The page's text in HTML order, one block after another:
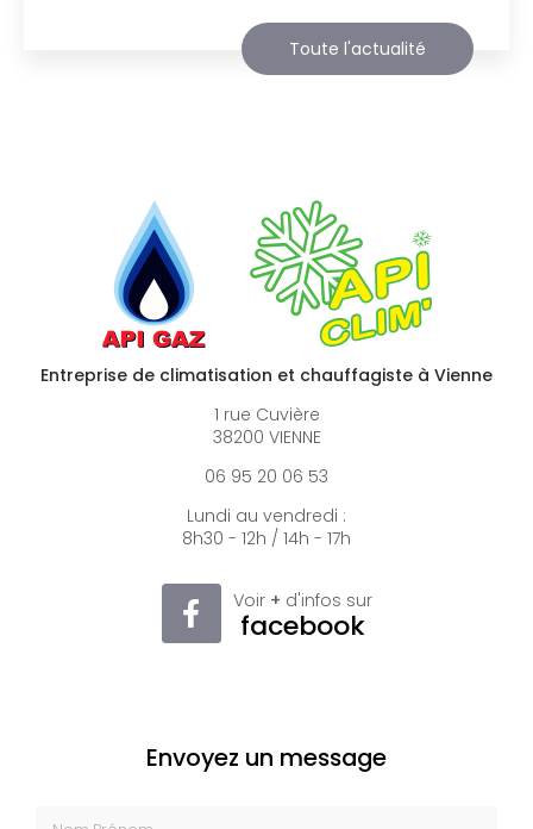
Toute l'actualité
Entreprise de climatisation et chauffagiste à Vienne
1 rue Cuvière
38200 VIENNE
06 95 20 06 53
Lundi au vendredi :
8h30 - 12h / 14h - 17h
Voir + d'infos sur
facebook
Envoyez un message